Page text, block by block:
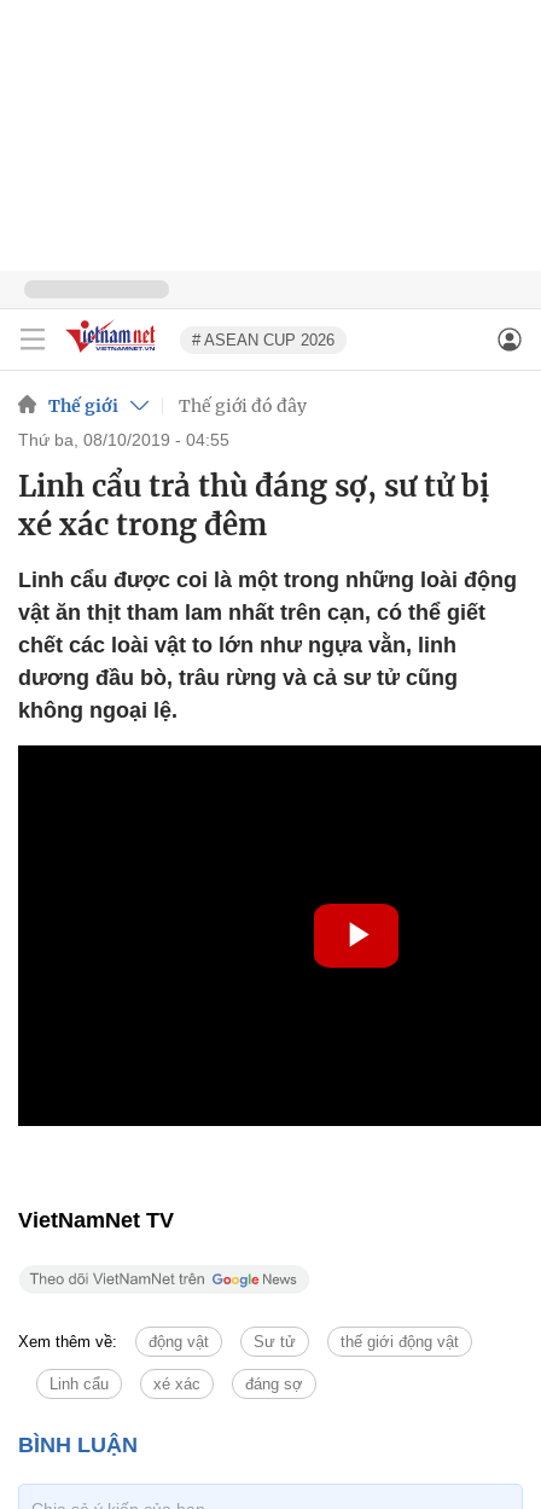
# ASEAN CUP 2026
Thế giới Thế giới đó đây
thứ ba, 08/10/2019 - 04:55
Linh cẩu trả thù đáng sợ, sư tử bị
xé xác trong đêm
Linh cẩu được coi là một trong những loài động
vật ăn thịt tham lam nhất trên cạn, có thể giết
chết các loài vật to lớn như ngựa vằn, linh
dương đầu bò, trâu rừng và cả sư tử cũng
không ngoại lệ.
VietNamNet TV
Xem thêm về: động vật Sư tử thế giới động vật
Linh cẩu xé xác đáng sợ